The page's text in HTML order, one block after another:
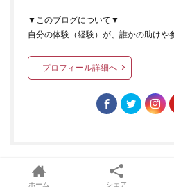
▼このブログについて▼
自分の体験（経験）が、誰かの助けや
プロフィール詳細へ
ホーム シェア